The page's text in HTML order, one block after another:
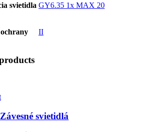
svietidla GY6.35 1x MAX 20
II
svietidlá